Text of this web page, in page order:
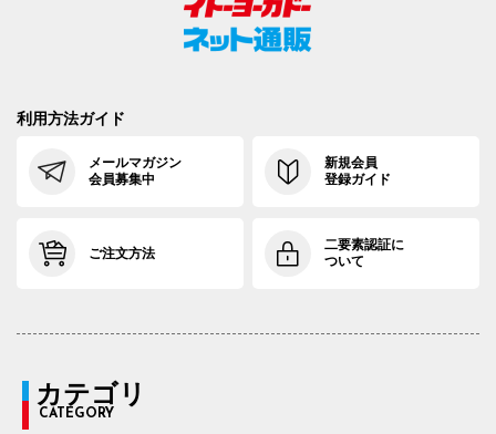
利用方法ガイド
メールマガジン
会員募集中
新規会員
登録ガイド
ご注文方法
二要素認証に
ついて
カテゴリ
CATEGORY